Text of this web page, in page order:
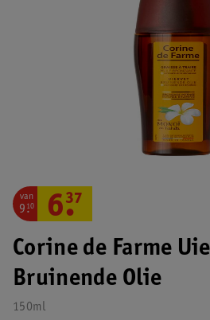
Corine de Farme
Bruinende Olie
150ml
van
9.10 6.
37